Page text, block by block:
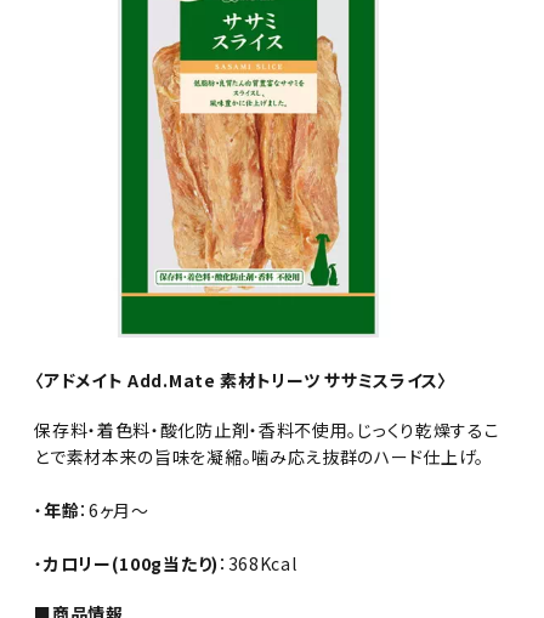
〈アドメイト Add.Mate 素材トリーツ ササミスライス〉
保存料・着色料・酸化防止剤・香料不使用。じっくり乾燥するこ
とで素材本来の旨味を凝縮。噛み応え抜群のハード仕上げ。
・年齢：6ヶ月～
・カロリー(100g当たり) ：368Kcal
■商品情報